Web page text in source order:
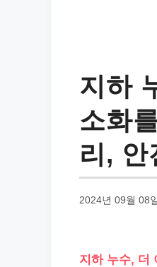
지하
소화
리, 안
2024년 09월 08
지하 누수, 더